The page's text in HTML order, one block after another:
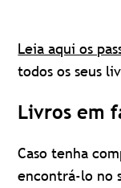
Leia aqui os
todos os seus
Livros em
Caso tenha
encontrá-lo no